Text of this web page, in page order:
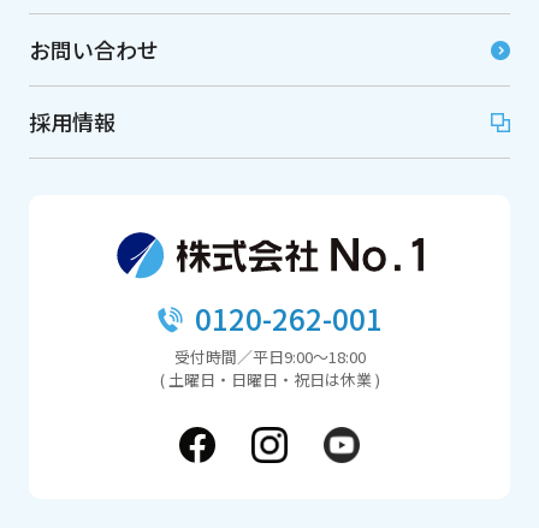
お問い合わせ
採用情報
0120-262-001
受付時間／平日9:00～18:00
( 土曜日・日曜日・祝日は休業 )